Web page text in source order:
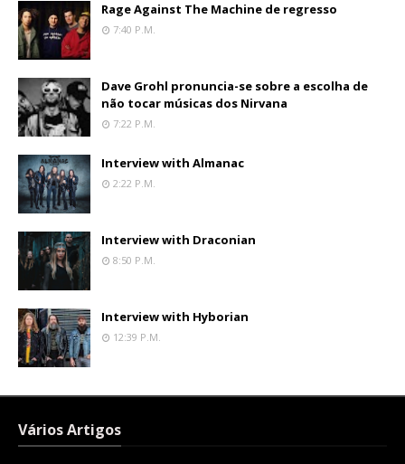
Rage Against The Machine de regresso
7:40 P.m.
Dave Grohl pronuncia-se sobre a escolha de
não tocar músicas dos Nirvana
7:22 P.m.
Interview with Almanac
2:22 P.m.
Interview with Draconian
8:50 P.m.
Interview with Hyborian
12:39 P.m.
Vários Artigos